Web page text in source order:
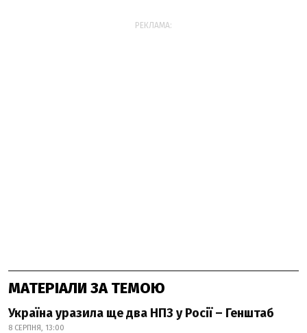
РЕКЛАМА:
МАТЕРІАЛИ ЗА ТЕМОЮ
Україна уразила ще два НПЗ у Росії – Генштаб
8 СЕРПНЯ, 13:00